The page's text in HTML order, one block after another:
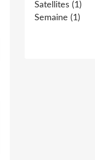
Satellites (1)
Semaine (1)